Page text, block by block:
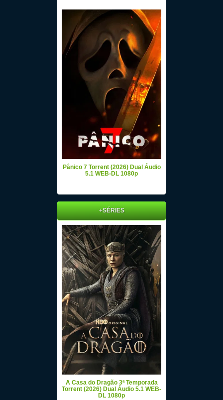
Pânico 7 Torrent (2026) Dual Áudio
5.1 WEB-DL 1080p
+SÉRIES
A Casa do Dragão 3ª Temporada
Torrent (2026) Dual Áudio 5.1 WEB-
DL 1080p